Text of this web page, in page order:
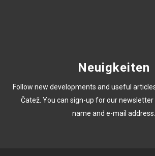
Neuigkeiten
Follow new developments and useful
Čatež. You can sign-up for our
name and e-mail address.